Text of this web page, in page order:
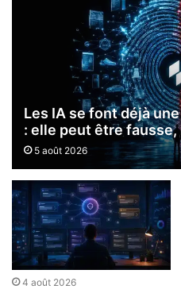
Les IA se font déjà
: elle peut être
5 août 2026
4 août 2026